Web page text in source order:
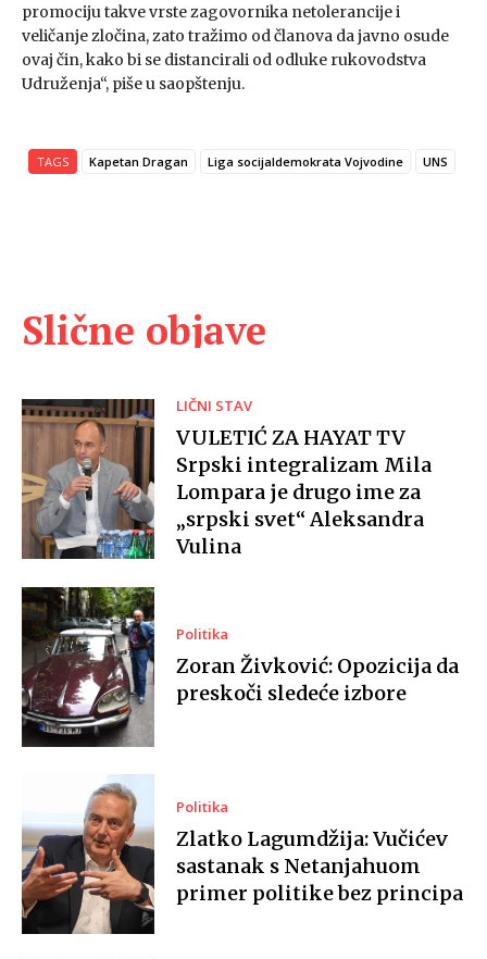
Slične objave
LIČNI STAV
VULETIĆ ZA HAYAT TV
Srpski integralizam Mila
Lompara je drugo ime za
„srpski svet“ Aleksandra
Vulina
Politika
Zoran Živković: Opozicija da
preskoči sledeće izbore
Politika
Zlatko Lagumdžija: Vučićev
sastanak s Netanjahuom
primer politike bez principa
promociju takve vrste zagovornika netolerancije i
veličanje zločina, zato tražimo od članova da javno osude
ovaj čin, kako bi se distancirali od odluke rukovodstva
Udruženja“, piše u saopštenju.
TAGS Kapetan Dragan Liga socijaldemokrata Vojvodine UNS